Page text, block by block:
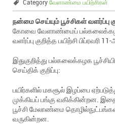
Categoryவேளாண்மை பயிற்சிகள்
நன்மை செய்யும் பூச்சிகள் வளர்ப்பு
கோவை வேளாண்மைப்
வளர்ப்பு குறித்த பயிற்சி பிப்ரவரி
இதுகுறித்து பல்கலைக்கழக
செய்திக் குறிப்பு:
பயிர்களில் மகசூல் இழப்பை
முக்கியப் பங்கு வகிக்கின்றன.
பூச்சி மேலாண்மை
வருகின்றன.